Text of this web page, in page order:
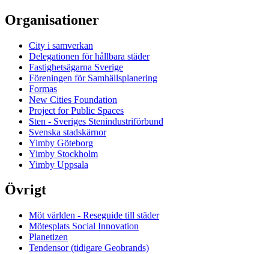
Organisationer
City i samverkan
Delegationen för hållbara städer
Fastighetsägarna Sverige
Föreningen för Samhällsplanering
Formas
New Cities Foundation
Project for Public Spaces
Sten - Sveriges Stenindustriförbund
Svenska stadskärnor
Yimby Göteborg
Yimby Stockholm
Yimby Uppsala
Övrigt
Möt världen - Reseguide till städer
Mötesplats Social Innovation
Planetizen
Tendensor (tidigare Geobrands)